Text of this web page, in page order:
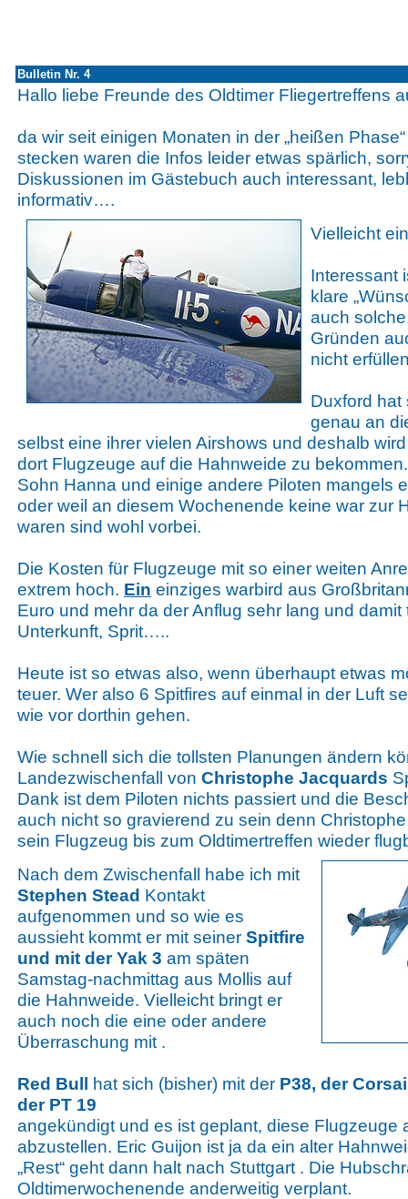
Bulletin Nr. 4
Hallo liebe Freunde des Oldtimer Fliegertreffens
da wir seit einigen Monaten in der „heißen
stecken waren die Infos leider etwas spärlich,
Diskussionen im Gästebuch auch interessant,
informativ….
Vielleicht
Interessant
klare
auch
Gründen
nicht
Duxford hat
genau an
selbst eine ihrer vielen Airshows und deshalb
dort Flugzeuge auf die Hahnweide zu
Sohn Hanna und einige andere Piloten mangels
oder weil an diesem Wochenende keine war zur
waren sind wohl vorbei.
Die Kosten für Flugzeuge mit so einer weiten
extrem hoch. Ein einziges warbird aus
Euro und mehr da der Anflug sehr lang und damit
Unterkunft, Sprit…..
Heute ist so etwas also, wenn überhaupt etwas
teuer. Wer also 6 Spitfires auf einmal in der Luft
wie vor dorthin gehen.
Wie schnell sich die tollsten Planungen ändern
Landezwischenfall von Christophe Jacquards
Dank ist dem Piloten nichts passiert und die
auch nicht so gravierend zu sein denn Christophe
sein Flugzeug bis zum Oldtimertreffen wieder
Nach dem Zwischenfall habe ich mit
Stephen Stead Kontakt
aufgenommen und so wie es
aussieht kommt er mit seiner Spitfire
und mit der Yak 3 am späten
Samstag-nachmittag aus Mollis auf
die Hahnweide. Vielleicht bringt er
auch noch die eine oder andere
Überraschung mit .
Red Bull hat sich (bisher) mit der P38, der
der PT 19
angekündigt und es ist geplant, diese Flugzeuge
abzustellen. Eric Guijon ist ja da ein alter
„Rest“ geht dann halt nach Stuttgart . Die
Oldtimerwochenende anderweitig verplant.